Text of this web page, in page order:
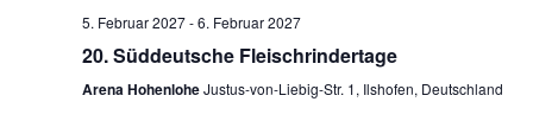
5. Februar 2027-6. Februar 2027
20. Süddeutsche Fleischrindertage
Arena HohenloheJustus-von-Liebig-Str. 1, Ilshofen, Deutschland